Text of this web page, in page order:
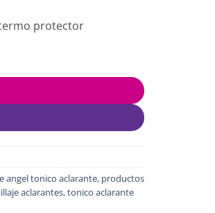
protector
angel tonico aclarante, productos
aclarantes,tonico aclarante